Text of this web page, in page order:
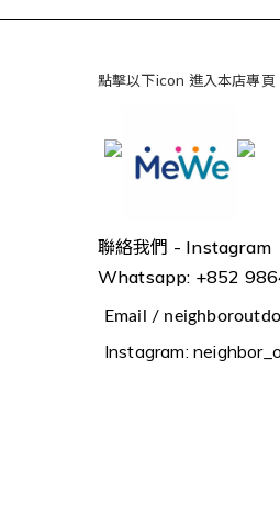
點擊以下icon 進入本店專頁
聯絡我們 - Instagram
Whatsapp: +852
Email /
Instagram: